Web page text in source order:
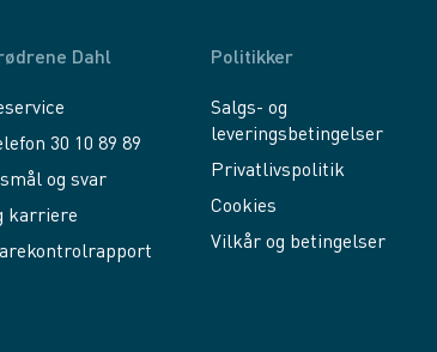
Dahl
30 10 89 89
og svar
karriere
Politikker
Salgs- og
leveringsbetingelser
Privatlivspolitik
Cookies
Vilkår og betingelser